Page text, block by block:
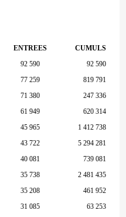
ENTREES
CUMULS
92 590
92 590
77 259
819 791
71 380
247 336
61 949
620 314
45 965
1 412 738
43 722
5 294 281
40 081
739 081
35 738
2 481 435
35 208
461 952
31 085
63 253